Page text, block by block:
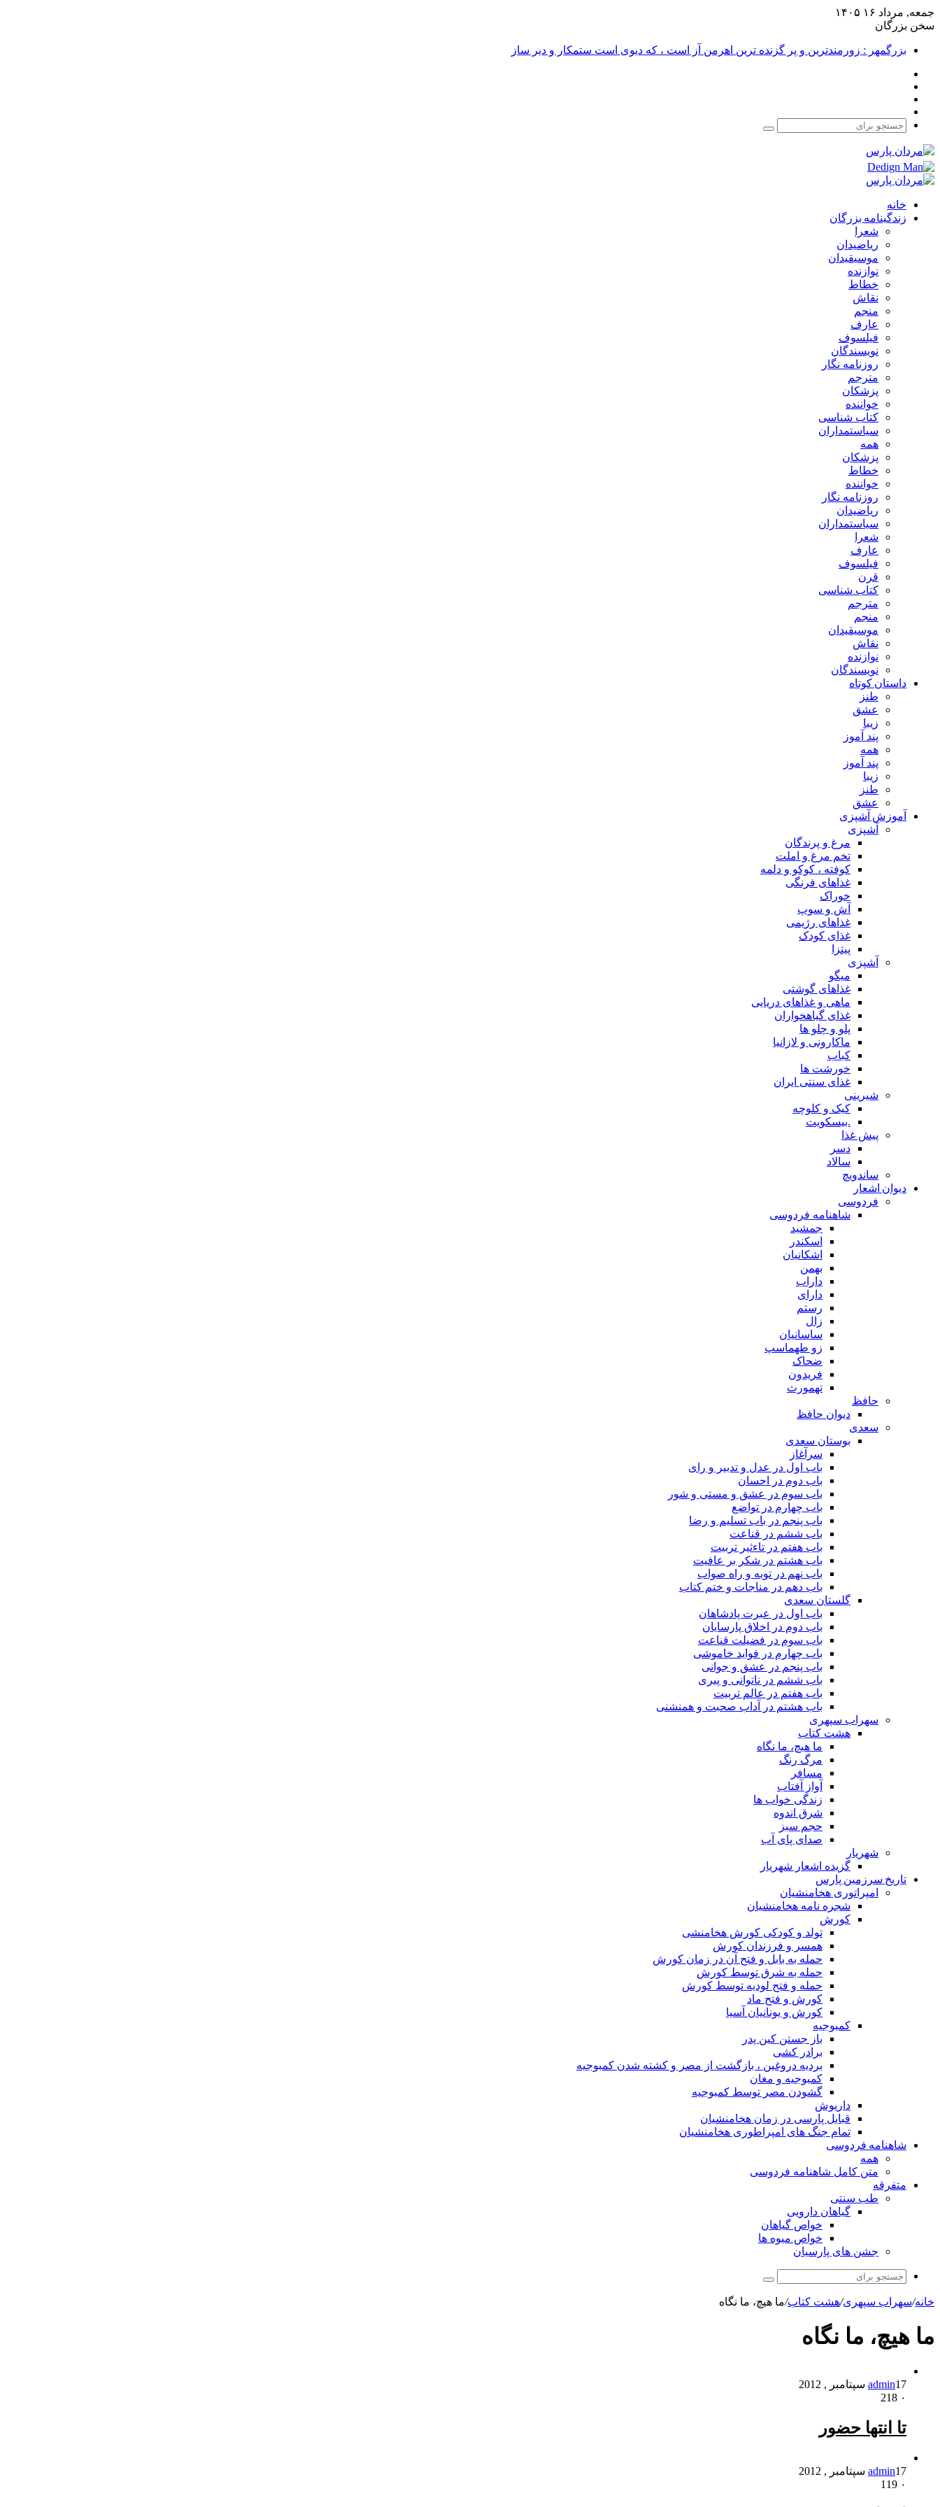
جمعه, مرداد ۱۶ ۱۴۰۵
سخن بزرگان
بزرگمهر : زورمندترین و پر گزنده ترین اهرمن آز است ، که دیوی است ستمکار و دیر ساز
جستجو
خانه
زندگینامه بزرگان
شعرا
ریاضیدان
موسیقیدان
نوازنده
خطاط
نقاش
منجم
عارف
فیلسوف
نویسندگان
روزنامه نگار
مترجم
پزشکان
خواننده
کتاب شناسی
سیاستمداران
همه
پزشکان
خطاط
خواننده
روزنامه نگار
ریاضیدان
سیاستمداران
شعرا
عارف
فیلسوف
قرن
کتاب شناسی
مترجم
منجم
موسیقیدان
نقاش
نوازنده
نویسندگان
داستان کوتاه
طنز
عشق
زیبا
پند آموز
همه
پند آموز
زیبا
طنز
عشق
آموزش آشپزی
آشپزی
مرغ و پرندگان
تخم مرغ و املت
کوفته ، کوکو و دلمه
غذاهای فرنگی
خوراک
آش و سوپ
غذاهای رژیمی
غذای کودک
پیتزا
آشپزی
میگو
غذاهای گوشتی
ماهی و غذاهای دریایی
غذای گیاهخواران
پلو و چلو ها
ماکارونی و لازانیا
کباب
خورشت ها
غذای سنتی ایران
شیرینی
کیک و کلوچه
.بیسکویت
پیش غذا
دسر
سالاد
ساندویچ
دیوان اشعار
فردوسی
شاهنامه فردوسی
جمشید
اسکندر
اشکانیان
بهمن
داراب
دارای
رستم
زال
ساسانیان
زو طهماسپ‏
ضحاک
فریدون
تهمورث
حافظ
دیوان حافظ
سعدی
بوستان سعدی
سرآغاز
باب اول در عدل و تدبیر و رای
باب دوم در احسان
باب سوم در عشق و مستی و شور
باب چهارم در تواضع
باب پنجم در باب تسلیم و رضا
باب ششم در قناعت
باب هفتم در تاءثیر تربیت
باب هشتم در شکر بر عافیت
باب نهم در توبه و راه صواب
باب دهم در مناجات و ختم کتاب
گلستان سعدی
باب اول در عبرت پادشاهان
باب دوم در اخلاق پارسایان
باب سوم در فضیلت قناعت
باب چهارم در فواید خاموشى
باب پنجم در عشق و جوانى
باب ششم در ناتوانى و پیرى
باب هفتم در عالم تربیت
باب هشتم در آداب صحبت و همنشنى
سهراب سپهری
هشت کتاب
ما هیچ، ما نگاه
مرگ رنگ
مسافر
آواز آفتاب
زندگی خواب ها
شرق اندوه
حجم سبز
صدای پای آب
شهریار
گزیده اشعار شهریار
تاریخ سرزمین پارس
امپراتوری هخامنشیان
شجره نامه هخامنشیان
کورش
تولد و کودکی کورش هخامنشی
همسر و فرزندان کورش
حمله به بابل و فتح آن در زمان کورش
حمله به شرق توسط کورش
حمله و فتح لودیه توسط کورش
کورش و فتح ماد
کورش و یونانیان آسیا
کمبوجیه
باز جستن کین پدر
برادر کشی
بردیه دروغین ، بازگشت از مصر و کشته شدن کمبوجیه
کمبوجیه و مغان
گشودن مصر توسط کمبوجیه
داریوش
قبایل پارسی در زمان هخامنشیان
تمام جنگ های امپراطوری هخامنشیان
شاهنامه فردوسی
همه
متن کامل شاهنامه فردوسی
متفرقه
طب سنتی
گیاهان دارویی
خواص گیاهان
خواص میوه ها
جشن های پارسیان
جستجو
خانه/سهراب سپهری/هشت کتاب/ما هیچ، ما نگاه
ما هیچ، ما نگاه
admin17 سپتامبر , 2012
۰
تا انتها حضور
admin17 سپتامبر , 2012
۰